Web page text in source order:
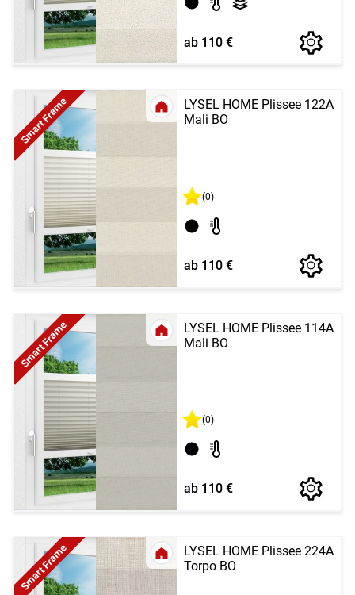
ab 110 €
LYSEL HOME Plissee 122A
Mali BO
Smart Frame
(0)
ab 110 €
LYSEL HOME Plissee 114A
Mali BO
Smart Frame
(0)
ab 110 €
LYSEL HOME Plissee 224A
Torpo BO
Smart Frame